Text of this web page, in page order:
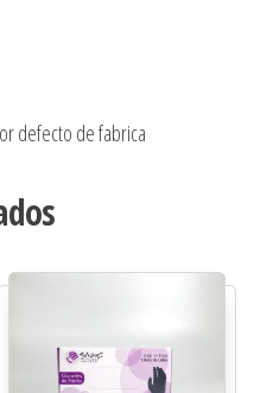
defecto de fabrica